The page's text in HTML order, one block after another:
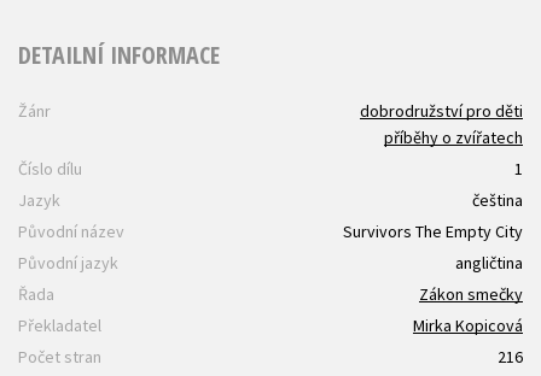
DETAILNÍ INFORMACE
Žánr
dobrodružství pro děti
příběhy o zvířatech
Číslo dílu
1
Jazyk
čeština
Původní název
Survivors The Empty City
Původní jazyk
angličtina
Řada
Zákon smečky
Překladatel
Mirka Kopicová
Počet stran
216